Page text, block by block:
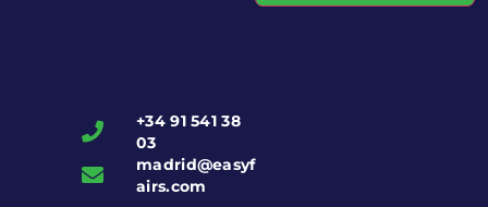
+34 91 541 38
03
madrid@easyf
airs.com